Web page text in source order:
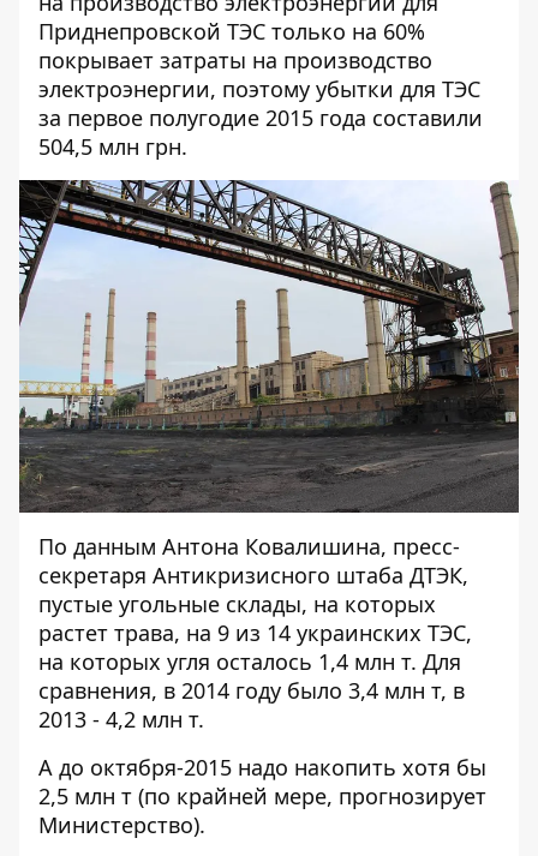
Приднепровской ТЭС только на 60%
покрывает затраты на производство
электроэнергии, поэтому убытки для ТЭС
за первое полугодие 2015 года составили
504,5 млн грн.
По данным Антона Ковалишина, пресс-
секретаря Антикризисного штаба ДТЭК,
пустые угольные склады, на которых
растет трава, на 9 из 14 украинских ТЭС,
на которых угля осталось 1,4 млн т. Для
сравнения, в 2014 году было 3,4 млн т, в
2013 - 4,2 млн т.
А до октября-2015 надо накопить хотя бы
2,5 млн т (по крайней мере, прогнозирует
Министерство).